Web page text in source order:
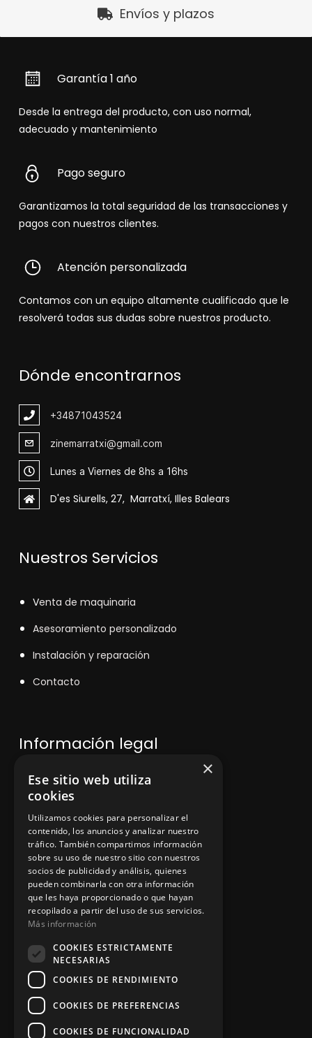
Envíos y plazos
Garantía 1 año
Desde la entrega del producto, con uso normal,
adecuado y mantenimiento
Pago seguro
Garantizamos la total seguridad de las transacciones y
pagos con nuestros clientes.
Atención personalizada
Contamos con un equipo altamente cualificado que le
resolverá todas sus dudas sobre nuestros producto.
Dónde encontrarnos
+34871043524
zinemarratxi@gmail.com
Lunes a Viernes de 8hs a 16hs
D'es Siurells, 27, Marratxí, Illes Balears
Nuestros Servicios
Venta de maquinaria
Asesoramiento personalizado
Instalación y reparación
Contacto
Información legal
Política de privacidad
Aviso legal
App Zine Hostelería
Síguenos
×
Ese sitio web utiliza
cookies
Utilizamos cookies para personalizar el
contenido, los anuncios y analizar nuestro
tráfico. También compartimos información
sobre su uso de nuestro sitio con nuestros
socios de publicidad y análisis, quienes
pueden combinarla con otra información
que les haya proporcionado o que hayan
recopilado a partir del uso de sus servicios.
Más información
COOKIES ESTRICTAMENTE
NECESARIAS
COOKIES DE RENDIMIENTO
COOKIES DE PREFERENCIAS
COOKIES DE FUNCIONALIDAD